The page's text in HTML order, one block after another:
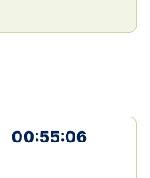
00:55:06